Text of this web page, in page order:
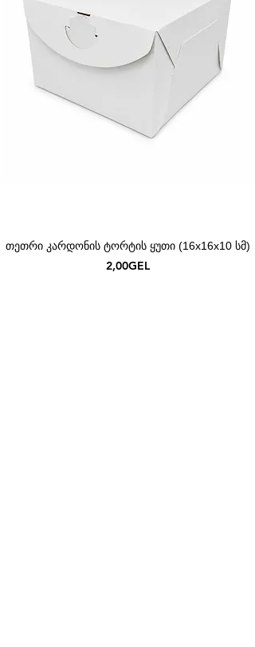
თეთრი კარდონის ტორტის ყუთი (16x16x10 სმ)
Price
2,00GEL